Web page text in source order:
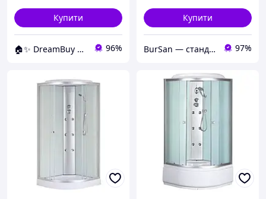
Купити
🏠✨ DreamBuy ✨🏠 96%
Купити
BurSan — стандарт сучасної сантехніки 97%